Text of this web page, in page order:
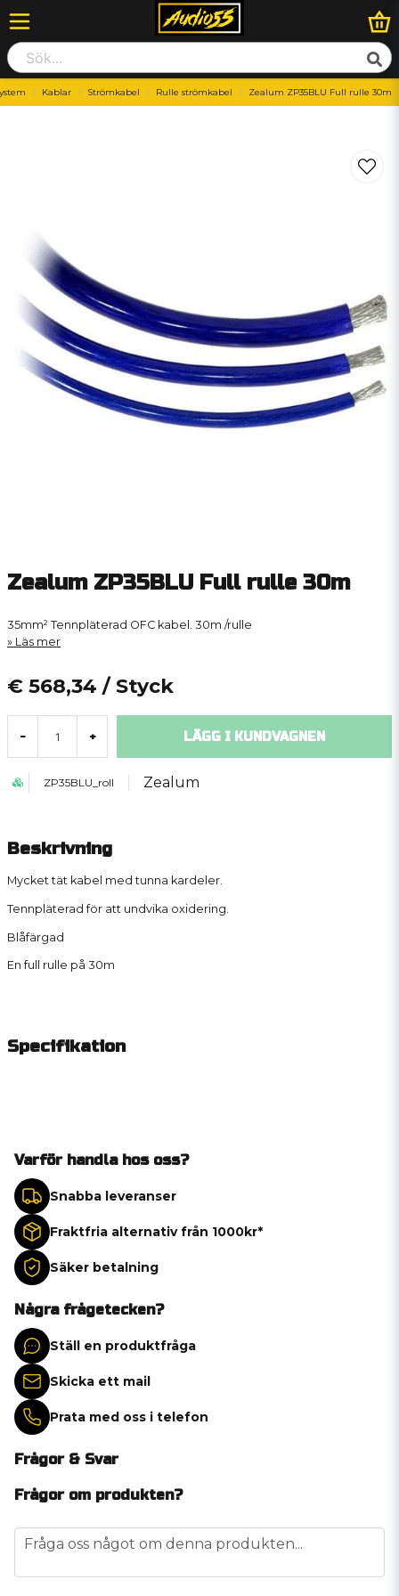
Kablar Strömkabel Rulle strömkabel Zealum ZP35BLU Full rulle 30m
Zealum ZP35BLU Full rulle 30m
35mm² Tennpläterad OFC kabel. 30m /rulle
Läs mer
€ 568,34 / Styck
- + LÄGG I KUNDVAGNEN
ZP35BLU_roll Zealum
Beskrivning
Mycket tät kabel med tunna kardeler.
Tennpläterad för att undvika oxidering.
Blåfärgad
En full rulle på 30m
Specifikation
Varför handla hos oss?
Snabba leveranser
Fraktfria alternativ från 1000kr*
Säker betalning
Några frågetecken?
Ställ en produktfråga
Skicka ett mail
Prata med oss i telefon
Frågor & Svar
Frågor om produkten?
question
Fråga oss något om denna produkten...